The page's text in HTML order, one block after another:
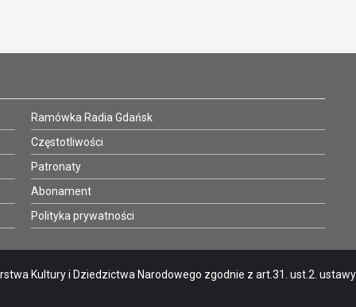
Ramówka Radia Gdańsk
Częstotliwości
Patronaty
Abonament
Polityka prywatności
Kultury i Dziedzictwa Narodowego zgodnie z art.31. ust.2.